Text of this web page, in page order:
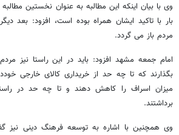
بار با تاکید ایشان همراه بوده است، افزود: بعد
مردم باز می گردد.
امام جمعه مشهد افزود: باید در این راستا نیز
بگذارند که تا چه حد از خریداری کالای خارجی
میزان اسراف را کاهش دهند و تا چه حد در
برداشتند.
وی همچنین با اشاره به توسعه فرهنگ دینی